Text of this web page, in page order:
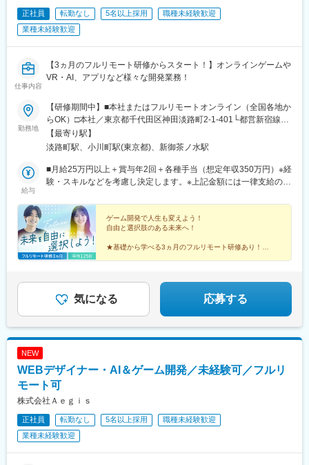
正社員 転勤なし 5名以上採用
職種未経験歓迎
業種未経験歓迎
仕事内容
【3ヵ月のフルリモート研修からスタート！】オンラインゲームや
VR・AI、アプリなど様々な開発業務！
勤務地
【研修期間中】■本社またはフルリモートオンライン（全国各地か
らOK）□本社／東京都千代田区神田淡路町2-1-401└都営新宿線
「小川町駅」より徒歩1分└東京メトロ丸ノ内線「淡路町駅」より
徒歩2分└東京メトロ千代田線「新御茶ノ水駅」より徒歩3【研修
地は希望を考慮します。※転居を伴う転勤はありません。※すべて
徒歩10分以内の駅チカオフィスです。※フルリモート・在宅勤
【最寄り駅】
淡路町駅、小川町駅(東京都)、新御茶ノ水駅
給与
■月給25万円以上＋賞与年2回＋各種手当（想定年収350万円）※経
験・スキルなどを考慮し決定します。※上記金額には一律支給の住
（期間中は月給23万円以上で、その他の待遇に変更なし）☆経験
がある方は、現職・前職給与を考慮します。☆明確な評価制度あ
り。個人の頑張りに応じて評価します。【年収アップイメージ】
年収450万円（未経験入社2年目）年収590万円（未経験入社3年
目）年収770万円（未経験入社5年目）
ゲーム開発で人生も変えよう！
自由と選択肢のある未来へ！
★基礎から学べる3ヵ月のフルリモート研修あり！
★土日祝休み、年休125日でオフも充実♪
気になる 応募する
NEW
WEBデザイナー・AI＆ゲーム開発／未経験可／フルリ
モート可
株式会社Ａｅｇｉｓ
正社員 転勤なし 5名以上採用
職種未経験歓迎
業種未経験歓迎